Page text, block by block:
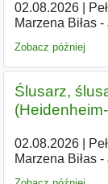
02.08.2026|
Marzena Biłas
Zobacz później
Ślusarz,
02.08.2026|
Marzena Biłas